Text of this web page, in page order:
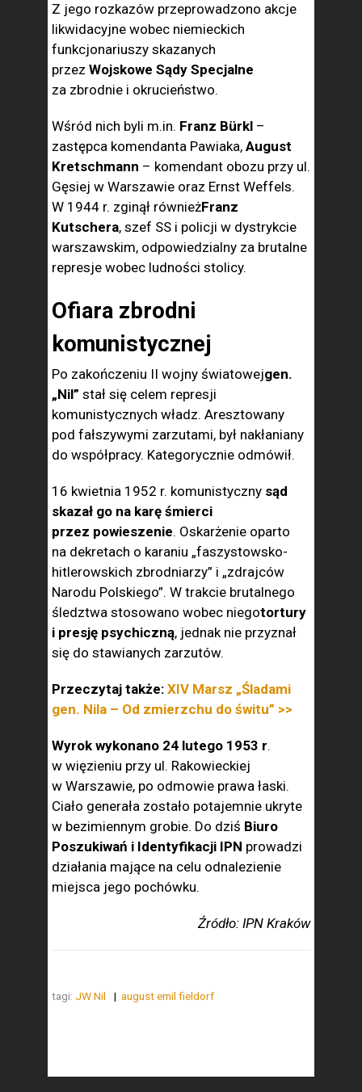
Z jego rozkazów przeprowadzono akcje
likwidacyjne wobec niemieckich
funkcjonariuszy skazanych
przez Wojskowe Sądy Specjalne
za zbrodnie i okrucieństwo.
Wśród nich byli m.in. Franz Bürkl –
zastępca komendanta Pawiaka, August
Kretschmann – komendant obozu przy ul.
Gęsiej w Warszawie oraz Ernst Weffels.
W 1944 r. zginął równieżFranz
Kutschera, szef SS i policji w dystrykcie
warszawskim, odpowiedzialny za brutalne
represje wobec ludności stolicy.
Ofiara zbrodni
komunistycznej
Po zakończeniu II wojny światowejgen.
„Nil” stał się celem represji
komunistycznych władz. Aresztowany
pod fałszywymi zarzutami, był nakłaniany
do współpracy. Kategorycznie odmówił.
16 kwietnia 1952 r. komunistyczny sąd
skazał go na karę śmierci
przez powieszenie. Oskarżenie oparto
na dekretach o karaniu „faszystowsko-
hitlerowskich zbrodniarzy” i „zdrajców
Narodu Polskiego”. W trakcie brutalnego
śledztwa stosowano wobec niegotortury
i presję psychiczną, jednak nie przyznał
się do stawianych zarzutów.
Przeczytaj także: XIV Marsz „Śladami
gen. Nila – Od zmierzchu do świtu” >>
Wyrok wykonano 24 lutego 1953 r.
w więzieniu przy ul. Rakowieckiej
w Warszawie, po odmowie prawa łaski.
Ciało generała zostało potajemnie ukryte
w bezimiennym grobie. Do dziś Biuro
Poszukiwań i Identyfikacji IPN prowadzi
działania mające na celu odnalezienie
miejsca jego pochówku.
Źródło: IPN Kraków
tagi: JW Nil august emil fieldorf